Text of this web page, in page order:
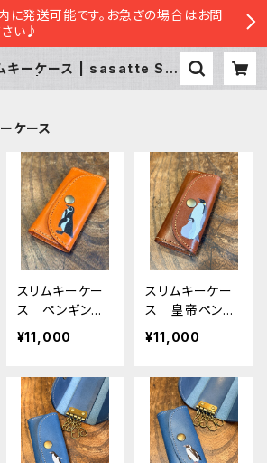
に発送可能です。お急ぎの場合はお問
い♪
キーケース | sasatte ST
ケース
スリムキーケー
ス ペンギン
レッドブラウン
penguin ぺん
ー mitto
¥11,000
スリムキーケー
ス 皇帝ペンギ
ン ブラウン
親子 ペンギ
ー 栃木レザー
¥11,000